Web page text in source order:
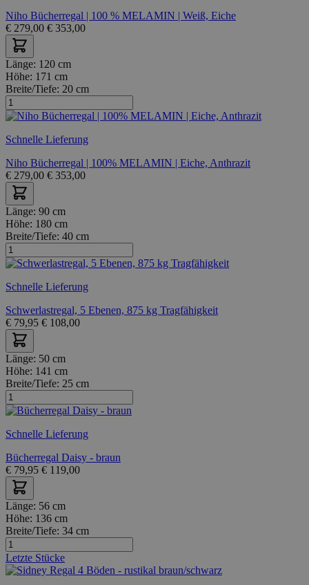
Niho Bücherregal | 100 % MELAMIN | Weiß, Eiche
€ 279,00 € 353,00
Länge: 120 cm
Höhe: 171 cm
Breite/Tiefe: 20 cm
Schnelle Lieferung
Niho Bücherregal | 100% MELAMIN | Eiche, Anthrazit
€ 279,00 € 353,00
Länge: 90 cm
Höhe: 180 cm
Breite/Tiefe: 40 cm
Schnelle Lieferung
Schwerlastregal, 5 Ebenen, 875 kg Tragfähigkeit
€ 79,95 € 108,00
Länge: 50 cm
Höhe: 141 cm
Breite/Tiefe: 25 cm
Schnelle Lieferung
Bücherregal Daisy - braun
€ 79,95 € 119,00
Länge: 56 cm
Höhe: 136 cm
Breite/Tiefe: 34 cm
Letzte Stücke